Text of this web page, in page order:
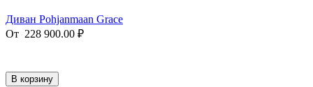
Диван Pohjanmaan Grace
От 228 900.00 ₽
В корзину